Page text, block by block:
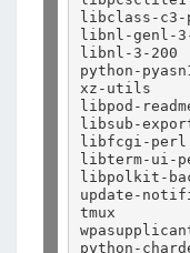
libclass-c3-
libnl-genl-
libnl-3-200
python-
xz-utils
libpod-
libsub-
libfcgi-perl
libterm-ui-
libpolkit-
update-
tmux
python-